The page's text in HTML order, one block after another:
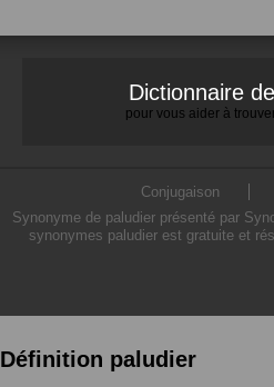
Dictionnaire
pour vous aider à
Conjugaison
Synonyme de paludier présenté par
synonymes paludier est gratuite et
Définition paludier